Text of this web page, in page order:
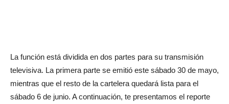
La función está dividida en dos partes para su transmisión
televisiva. La primera parte se emitió este sábado 30 de mayo,
mientras que el resto de la cartelera quedará lista para el
sábado 6 de junio. A continuación, te presentamos el reporte